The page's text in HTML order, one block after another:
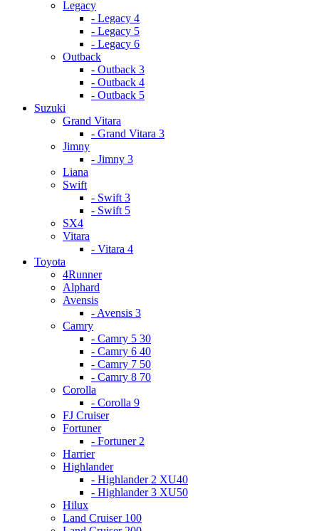
Legacy
- Legacy 4
- Legacy 5
- Legacy 6
Outback
- Outback 3
- Outback 4
- Outback 5
Suzuki
Grand Vitara
- Grand Vitara 3
Jimny
- Jimny 3
Liana
Swift
- Swift 3
- Swift 5
SX4
Vitara
- Vitara 4
Toyota
4Runner
Alphard
Avensis
- Avensis 3
Camry
- Camry 5 30
- Camry 6 40
- Camry 7 50
- Camry 8 70
Corolla
- Corolla 9
FJ Cruiser
Fortuner
- Fortuner 2
Harrier
Highlander
- Highlander 2 XU40
- Highlander 3 XU50
Hilux
Land Cruiser 100